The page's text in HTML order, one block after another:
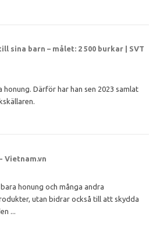
sina barn – målet: 2 500 burkar | SVT
honung. Därför har han sen 2023 samlat
Vietnam.vn
honung och många andra
utan bidrar också till att skydda
...